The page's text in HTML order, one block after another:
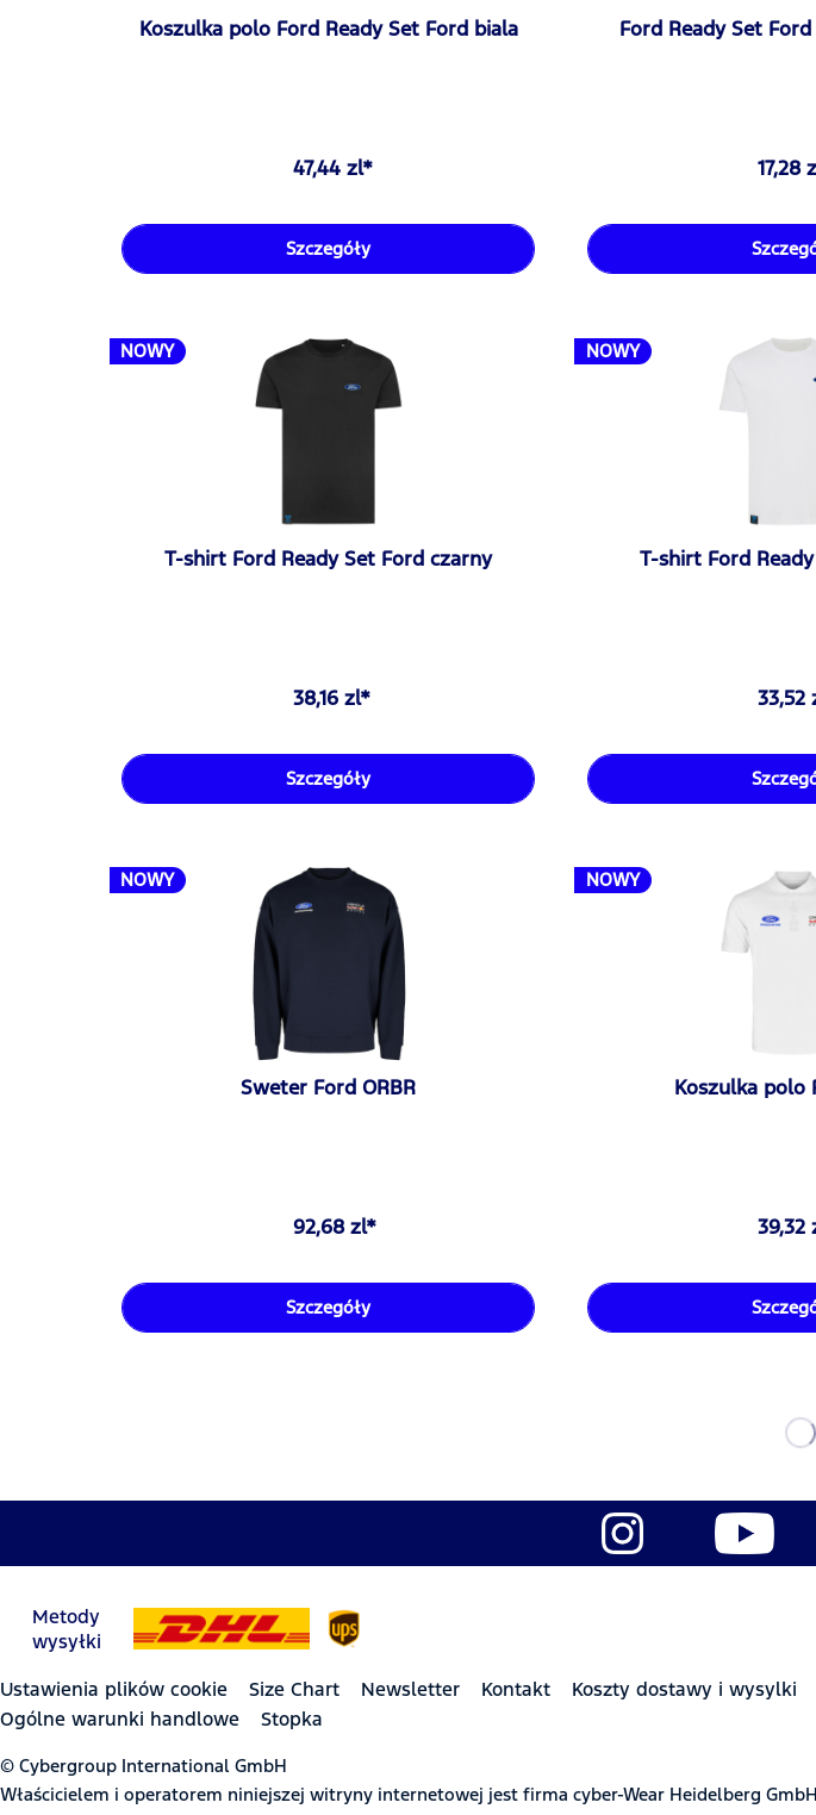
Koszulka polo Ford Ready Set Ford biala
47,44 zl*
Szczegóły
Ford Ready Set
17,28
NOWY
T-shirt Ford Ready Set Ford czarny
38,16 zl*
Szczegóły
NOWY
T-shirt Ford
33,52
NOWY
Sweter Ford ORBR
92,68 zl*
Szczegóły
NOWY
Koszulka polo
39,32
Metody
wysyłki
Ustawienia plików cookie Size Chart Newsletter Kontakt Koszty dostawy i wysylki
Ogólne warunki handlowe
Stopka
© Cybergroup International GmbH
Właścicielem i operatorem niniejszej witryny internetowej jest firma cyber-Wear Heidelberg